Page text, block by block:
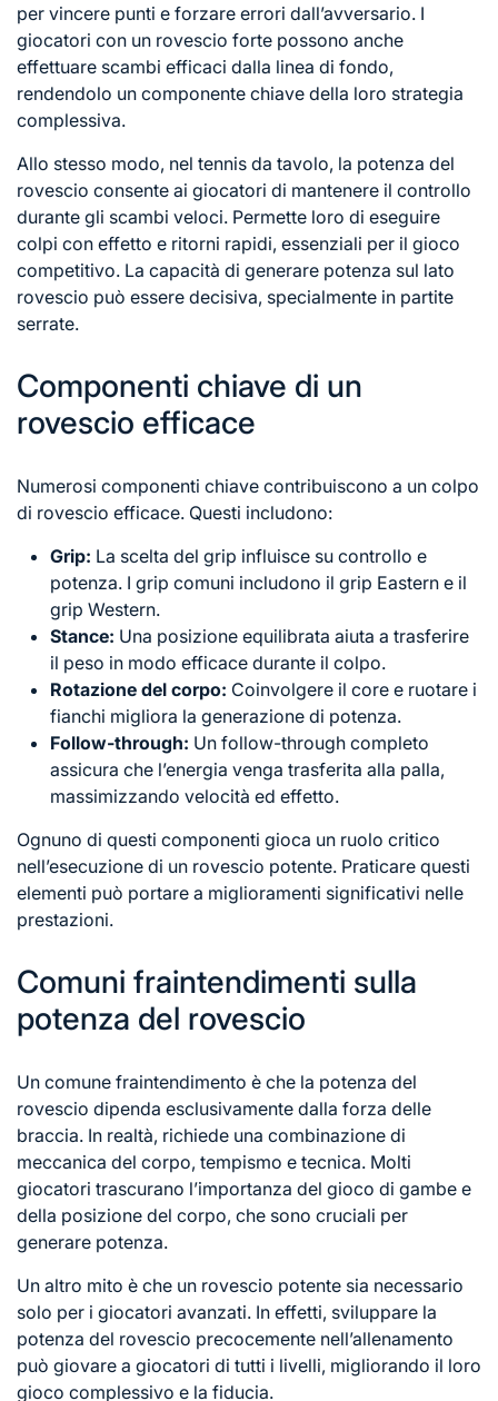
per vincere punti e forzare errori dall’avversario. I
giocatori con un rovescio forte possono anche
effettuare scambi efficaci dalla linea di fondo,
rendendolo un componente chiave della loro strategia
complessiva.
Allo stesso modo, nel tennis da tavolo, la potenza del
rovescio consente ai giocatori di mantenere il controllo
durante gli scambi veloci. Permette loro di eseguire
colpi con effetto e ritorni rapidi, essenziali per il gioco
competitivo. La capacità di generare potenza sul lato
rovescio può essere decisiva, specialmente in partite
serrate.
Componenti chiave di un
rovescio efficace
Numerosi componenti chiave contribuiscono a un colpo
di rovescio efficace. Questi includono:
Grip: La scelta del grip influisce su controllo e
potenza. I grip comuni includono il grip Eastern e il
grip Western.
Stance: Una posizione equilibrata aiuta a trasferire
il peso in modo efficace durante il colpo.
Rotazione del corpo: Coinvolgere il core e ruotare i
fianchi migliora la generazione di potenza.
Follow-through: Un follow-through completo
assicura che l’energia venga trasferita alla palla,
massimizzando velocità ed effetto.
Ognuno di questi componenti gioca un ruolo critico
nell’esecuzione di un rovescio potente. Praticare questi
elementi può portare a miglioramenti significativi nelle
prestazioni.
Comuni fraintendimenti sulla
potenza del rovescio
Un comune fraintendimento è che la potenza del
rovescio dipenda esclusivamente dalla forza delle
braccia. In realtà, richiede una combinazione di
meccanica del corpo, tempismo e tecnica. Molti
giocatori trascurano l’importanza del gioco di gambe e
della posizione del corpo, che sono cruciali per
generare potenza.
Un altro mito è che un rovescio potente sia necessario
solo per i giocatori avanzati. In effetti, sviluppare la
potenza del rovescio precocemente nell’allenamento
può giovare a giocatori di tutti i livelli, migliorando il loro
gioco complessivo e la fiducia.